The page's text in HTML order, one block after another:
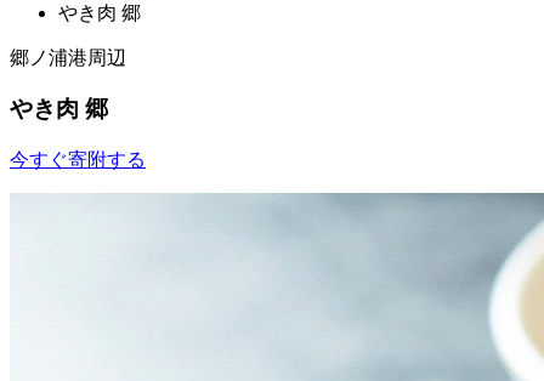
やき肉 郷
郷ノ浦港周辺
やき肉 郷
今すぐ寄附する